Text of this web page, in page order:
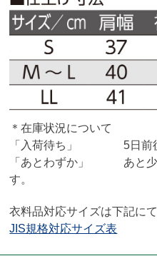
＊在庫状況について
「入荷待ち」 5日前後
「あとわずか」 あと少
す。
衣料品対応サイズは下記に
JIS規格対応サイズ表